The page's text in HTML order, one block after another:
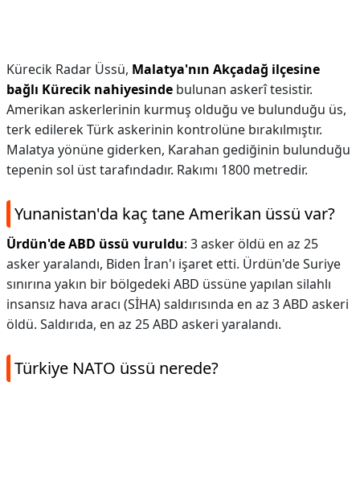
Kürecik Radar Üssü, Malatya'nın Akçadağ ilçesine
bağlı Kürecik nahiyesinde bulunan askerî tesistir.
Amerikan askerlerinin kurmuş olduğu ve bulunduğu üs,
terk edilerek Türk askerinin kontrolüne bırakılmıştır.
Malatya yönüne giderken, Karahan gediğinin bulunduğu
tepenin sol üst tarafındadır. Rakımı 1800 metredir.
Yunanistan'da kaç tane Amerikan üssü var?
Ürdün'de ABD üssü vuruldu: 3 asker öldü en az 25
asker yaralandı, Biden İran'ı işaret etti. Ürdün'de Suriye
sınırına yakın bir bölgedeki ABD üssüne yapılan silahlı
insansız hava aracı (SİHA) saldırısında en az 3 ABD askeri
öldü. Saldırıda, en az 25 ABD askeri yaralandı.
Türkiye NATO üssü nerede?